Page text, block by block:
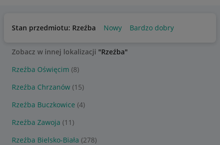
Stan przedmiotu: Rzeźba Nowy Bardzo dobry
Zobacz w innej lokalizacji "Rzeźba"
Rzeźba Oświęcim (8)
Rzeźba Chrzanów (15)
Rzeźba Buczkowice (4)
Rzeźba Zawoja (11)
Rzeźba Bielsko-Biała (278)